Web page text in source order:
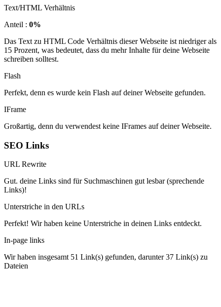
Text/HTML Verhältnis
Anteil : 0%
Das Text zu HTML Code Verhältnis dieser Webseite ist niedriger als
15 Prozent, was bedeutet, dass du mehr Inhalte für deine Webseite
schreiben solltest.
Flash
Perfekt, denn es wurde kein Flash auf deiner Webseite gefunden.
IFrame
Großartig, denn du verwendest keine IFrames auf deiner Webseite.
SEO Links
URL Rewrite
Gut. deine Links sind für Suchmaschinen gut lesbar (sprechende
Links)!
Unterstriche in den URLs
Perfekt! Wir haben keine Unterstriche in deinen Links entdeckt.
In-page links
Wir haben insgesamt 51 Link(s) gefunden, darunter 37 Link(s) zu
Dateien